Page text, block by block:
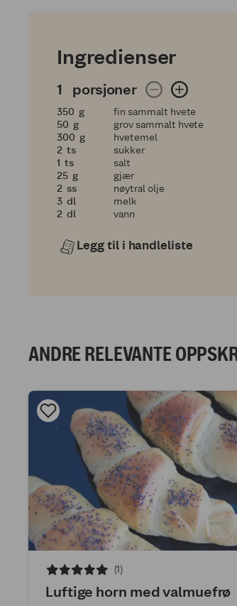
Ingredienser
1 porsjoner
1 porsjoner
350
350 g
fin sammalt hvete
50
50 g
grov sammalt hvete
300
300 g
hvetemel
2
2 ts
sukker
11 ts
salt
25
25 g
gjær
2
2 ss
nøytral olje
3
3 dl
melk
2
2 dl vann
Legg til i handleliste
ANDRE RELEVANTE
(1)
Luftige horn med valmuefrø